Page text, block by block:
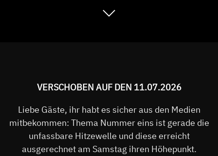
VERSCHOBEN AUF DEN 11.07.2026
Liebe Gäste, ihr habt es sicher aus den Medien
mitbekommen: Thema Nummer eins ist gerade die
unfassbare Hitzewelle und diese erreicht
ausgerechnet am Samstag ihren Höhepunkt.